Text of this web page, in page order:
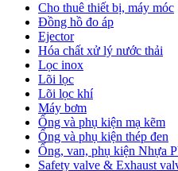
Cho thuê thiết bị, máy móc
Đồng hồ đo áp
Ejector
Hóa chất xử lý nước thải
Lọc inox
Lõi lọc
Lõi lọc khí
Máy bơm
Ống và phụ kiện mạ kẽm
Ống và phụ kiện thép đen
Ống, van, phụ kiện Nhựa
Safety valve & Exhaust